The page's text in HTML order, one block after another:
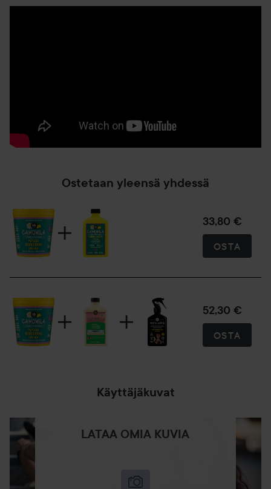
Ostetaan yleensä yhdessä
33,80 €
OSTA
52,30 €
OSTA
Käyttäjäkuvat
LATAA OMIA KUVIA